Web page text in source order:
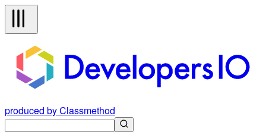
produced by Classmethod